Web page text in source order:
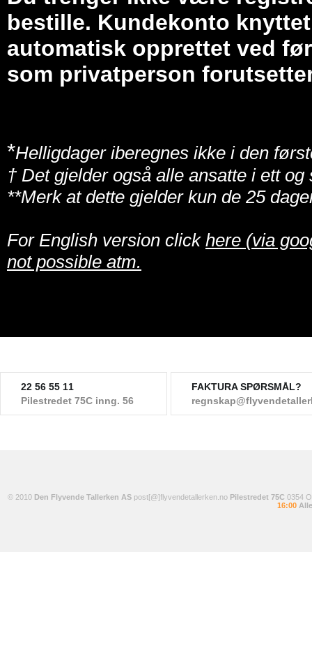
bestille. Kundekonto
automatisk opprettet ved
som privatperson
*Helligdager iberegnes ikke i den
† Det gjelder også alle ansatte i ett
**Merk at dette gjelder kun de 25
For English version click here (via
not possible atm.
22 56 55 11
Pilestredet 75C inng. 56
FAKTURA SPØRSMÅL?
© 2010 Den Flyvende Tallerken ASpost[@]flyvendetallerken.no Pilestredet 75C 0354
16:00